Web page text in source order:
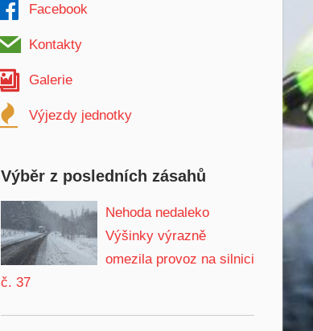
Facebook
Kontakty
Galerie
Výjezdy jednotky
Výběr z posledních zásahů
Nehoda nedaleko
Výšinky výrazně
omezila provoz na silnici
č. 37